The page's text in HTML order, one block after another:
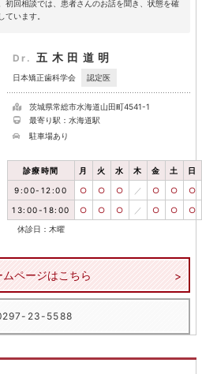
初回相談では、患者さんのお話を聞き、状態を確
います。
Dr. 五木田道明
日本矯正歯科学会 認定医
茨城県常総市水海道山田町4541-1
最寄り駅：水海道駅
駐車場あり
診療時間 月 火 水 木 金 土 日
9:00-12:00 ○ ○ ○ ／ ○ ○ ○
13:00-18:00 ○ ○ ○ ／ ○ ○ ○
休診日：木曜
ページはこちら
23-5588